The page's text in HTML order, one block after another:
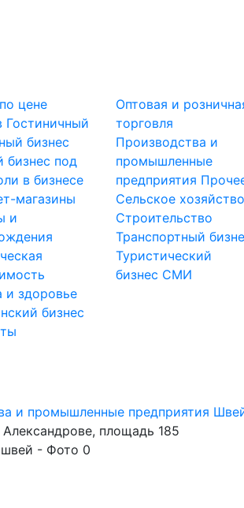
цене
Гостиничный
бизнес
бизнес под
в бизнесе
магазины
и
и здоровье
бизнес
Оптовая и
торговля
Производства и
промышленные
предприятия
Сельское хозяйство
Строительство
Транспортный
Туристический
бизнес СМИ
и промышленные предприятия